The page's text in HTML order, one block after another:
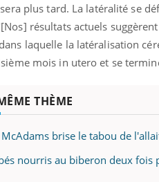
plus tard. La latéralité se
résultats actuels
laquelle la latéralisation
mois in utero et se
THÈME
McAdams brise le tabou de
nourris au biberon deux